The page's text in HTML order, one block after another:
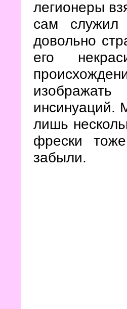
легионеры
сам
довольно
его
инсинуаций.
лишь
фрески
забыли.